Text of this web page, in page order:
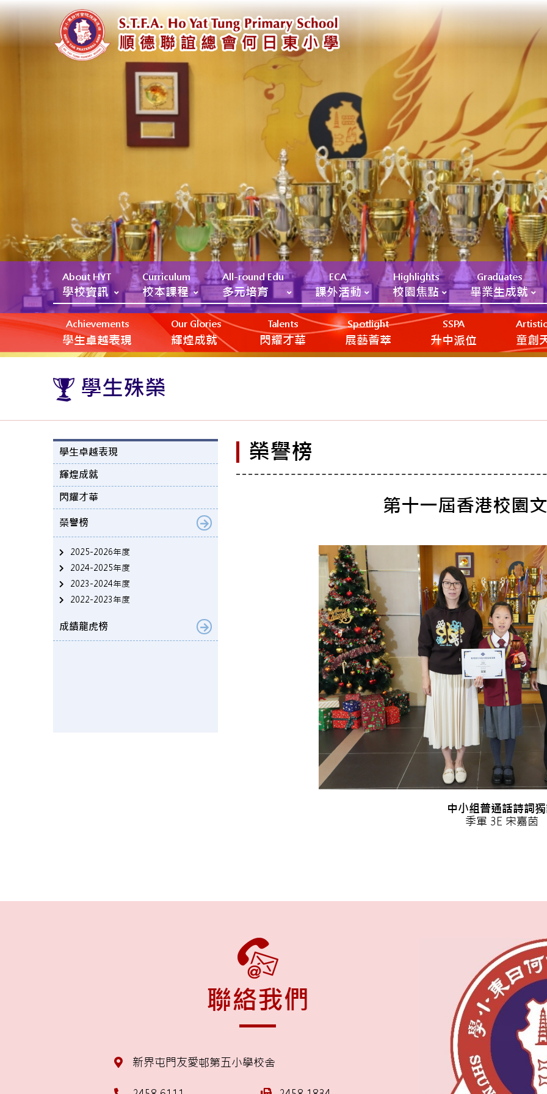
About HYT
學校資訊
Curriculum
校本課程
All-round Edu
多元培育
ECA
課外活動
Highlights
校園焦點
Graduates
畢業生成就
Achievements
學生卓越表現
Our Glories
輝煌成就
Talents
閃耀才華
Spotlight
展藝薈萃
SSPA
升中派位 ㅤ童創
學生殊榮
學生卓越表現
輝煌成就
閃耀才華
榮譽榜
2025-2026年度
2024-2025年度
2023-2024年度
2022-2023年度
成績龍虎榜
榮譽榜
第十一屆香港校園
中小組普通話詩詞
季軍 3E 宋嘉茵
聯絡我們
新界屯門友愛邨第五小學校舍